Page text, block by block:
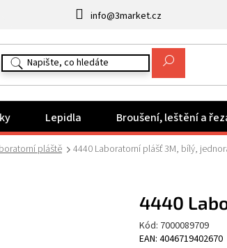
info@3market.cz
Lepidla Broušení, leštění a
pláště 4440 Laboratorní plášť 3M, bílý,
4440
Kód: 7000089709
EAN: 4046719402670